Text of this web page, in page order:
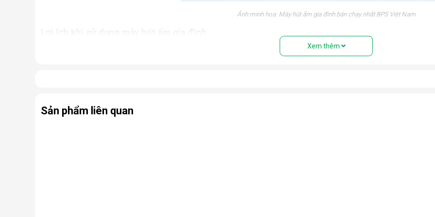
Ảnh minh hoạ: Máy hút ẩm gia đình bán chạy nhất BPS Việt Nam
Giữ cho nhà cửa luôn khô thoáng, tránh khỏi tình trạng trơn trượt trong những ngày nồm ẩm.
Ngăn chặn tình trạng nấm mốc, hạn chế sự phát triển của vi khuẩn trong môi trường độ ẩm cao. Bảo vệ sức
Xem thêm
Sản phẩm liên quan